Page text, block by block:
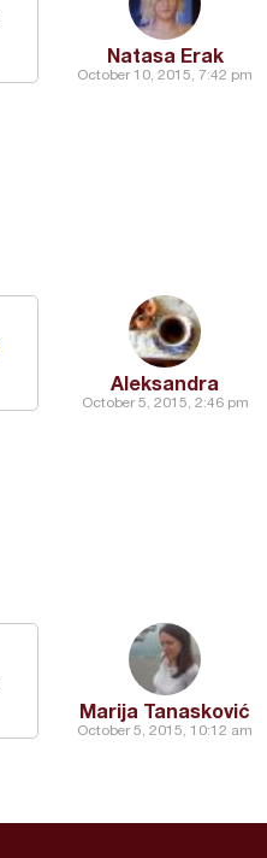
Natasa Erak
October 10, 2015, 7:42 pm
Aleksandra
October 5, 2015, 2:46 pm
Marija Tanasković
October 5, 2015, 10:12 am